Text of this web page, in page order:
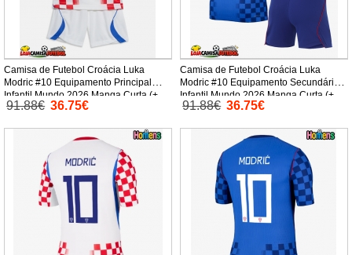
Camisa de Futebol Croácia Luka
Modric #10 Equipamento Principal
Infantil Mundo 2026 Manga Curta (+
Calças curtas)
91.88€ 36.75€
Camisa de Futebol Croácia Luka
Modric #10 Equipamento Secundário
Infantil Mundo 2026 Manga Curta (+
Calças curtas)
91.88€ 36.75€